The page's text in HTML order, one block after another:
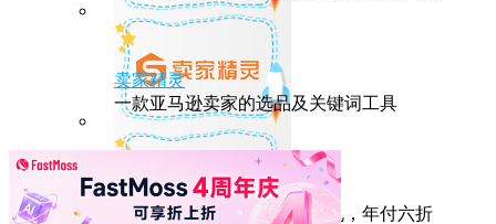
卖家精灵
一款亚马逊卖家的选品及关键词工具
HostEase
性能出众的高性价比美国主机，年付六折